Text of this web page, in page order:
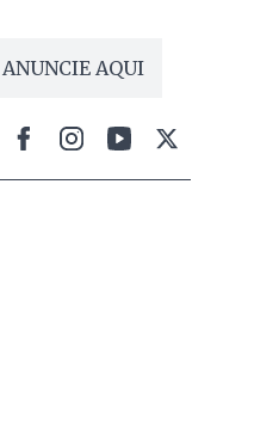
ANUNCIE AQUI